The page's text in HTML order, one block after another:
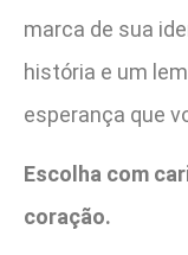
marca de sua
história e um
esperança que
Escolha com
coração.